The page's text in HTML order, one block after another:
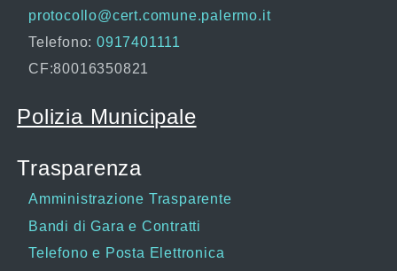
protocollo@cert.comune.palermo.it
Telefono: 0917401111
CF:80016350821
Polizia Municipale
Trasparenza
Amministrazione Trasparente
Bandi di Gara e Contratti
Telefono e Posta Elettronica